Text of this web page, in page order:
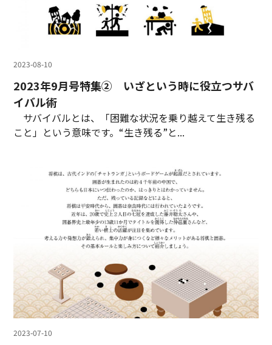
2023-08-10
2023年9月号特集② いざという時に役立つサバ
イバル術
サバイバルとは、「困難な状況を乗り越えて生き残る
こと」という意味です。“生き残る”と...
2023-07-10